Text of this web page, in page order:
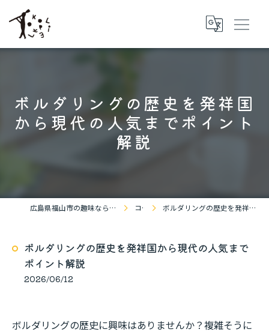
ボルダリングの歴史を発祥国
から現代の人気までポイント
解説
広島県福山市の趣味ならBOULDERING SPACE KOKOPELLi コラム ボルダリングの歴史を発祥国から現代の人気までポイント解説
ボルダリングの歴史を発祥国から現代の人気まで
ポイント解説
2026/06/12
ボルダリングの歴史に興味はありませんか？複雑そうに